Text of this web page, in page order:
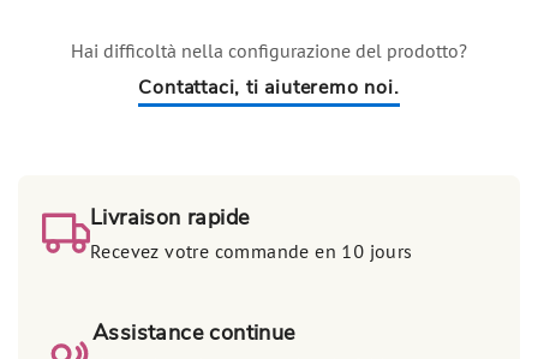
Hai difficoltà nella configurazione del prodotto?
Contattaci, ti aiuteremo noi.
Livraison rapide
Recevez votre commande en 10 jours
Assistance continue